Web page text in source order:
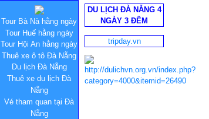
Tour Bà Nà hằng ngày
Tour Huế hằng ngày
Tour Hội An hằng ngày
Thuê xe ô tô Đà Nẵng
Du lịch Đà Nẵng
Thuê xe du lịch Đà
Nẵng
Vé tham quan tại Đà
Nẵng
DU LỊCH ĐÀ NẴNG 4
NGÀY 3 ĐÊM
tripday.vn